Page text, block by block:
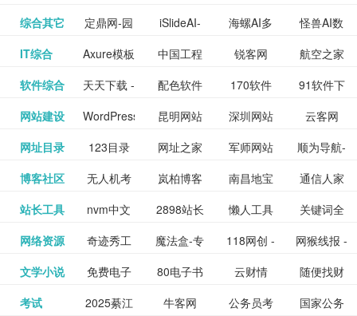
全 频
包括上映
影片的影
讯查询及
购票服
务。你可
_www.sanmao.com.cn_
素材免费
图库
nas论
坛|nas1.cn|nas1|nas
流社区
文写作-AI
毕业设计-
PPT模板
生成
作 - 国内
领先的AI
图片、文
案创作平
讯飞星火-
懂我的AI
助手
更多>>
综合其它 定鼎网-园
林景观建
筑室内设
iSlideAI-
一键生成
PPT模板
海螺AI多
模态大语
言模型
怪兽AI数
字人
九章开物 更多>>
IT综合 Axure模板
网
中国工程
科技知识
中心
锐客网
航空之家
牛品汇
更多>>
软件综合 天天下载 -
绿色精品
软件应用
配色软件
园
170软件
下载站
91软件下
载
yx12345
下载站
更多>>
网站建设 WordPress
主题模板
下载_爱主
昆明网站
建设
深圳网站
建设
云客网
SEO众包
服务平台
深圳网站
建设
更多>>
网址目录 123目录
网
网址之家 军师网站
目录网址
大全
顺为导航-
办公运营
工具导航
易推分类
目录网
更多>>
博客社区 无人机考
证资讯网
岚柏博客 南昌地宝
网_南昌论
坛
通信人家
园
精易论坛 更多>>
站长工具 nvm中文
网
2898站长
资源平台
懒人工具 关键词全
网指数查
询
SEO工具
- 站长之家
更多>>
网络资源 奇迹秀工
具箱-设计
师必备设
魔法盒-专
业的游戏
动画特效
118网创 -
创业项目
资源分享
网猴线报 -
一个简单
且纯粹的
线报酷 -
专注线报
更多>>
文学小说 免费电子
书下载
80电子书
_八零电子
云财情 随便找财
经网
钱如故 更多>>
考试 2025綦江 牛客网 公务员考 国家公务